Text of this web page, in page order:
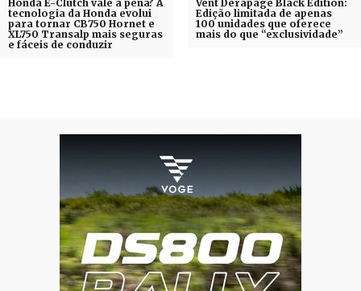
Honda E-Clutch vale a pena? A
tecnologia da Honda evolui
para tornar CB750 Hornet e
XL750 Transalp mais seguras
e fáceis de conduzir
Vent Dérapage Black Edition:
Edição limitada de apenas
100 unidades que oferece
mais do que “exclusividade”